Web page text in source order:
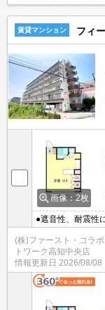
賃貸マンション フィ
画像：2枚
●遮音性、耐震性
圏内 ●水道料定
(株)ファースト・コラ
トワーク高知中央店
情報更新日 2026/08/08